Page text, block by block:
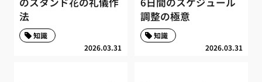
法
2026.03.31
知識
調整の極意
2026.03.31
知識